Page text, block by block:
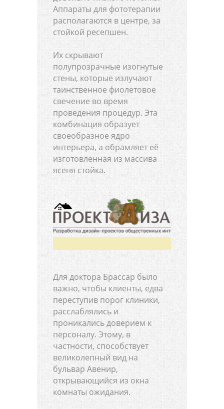
Аппараты для фототерапии
располагаются в центре, за
стойкой ресепшен.
Их скрывают
полупрозрачные изогнутые
стены, которые излучают
таинственное фиолетовое
свечение во время
проведения процедур. Эта
комбинация образует
своеобразное ядро
интерьера, а обрамляет её
изготовленная из массива
ясеня стойка.
Для доктора Брассар было
важно, чтобы клиенты, едва
переступив порог клиники,
расслаблялись и
проникались доверием к
персоналу. Этому, в
частности, способствует
великолепный вид на
бульвар Авенир,
открывающийся из окна
комнаты ожидания.